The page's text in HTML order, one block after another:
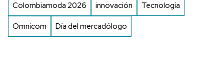
Colombiamoda 2026 innovación Tecnología
Omnicom Día del mercadólogo